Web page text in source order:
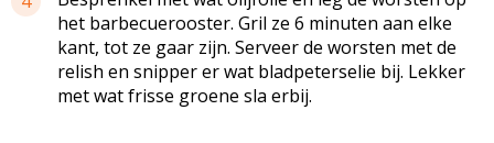
het barbecuerooster. Gril ze 6 minuten aan elke
kant, tot ze gaar zijn. Serveer de worsten met de
relish en snipper er wat bladpeterselie bij. Lekker
met wat frisse groene sla erbij.